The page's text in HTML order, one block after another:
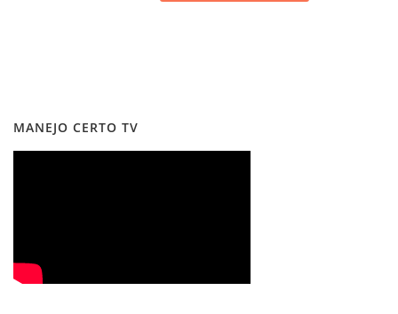
MANEJO CERTO TV